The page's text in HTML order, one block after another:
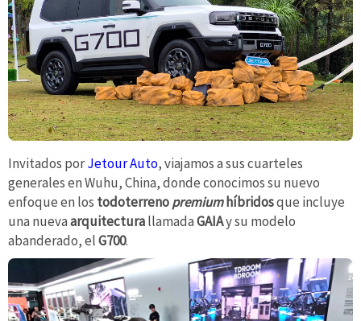
Invitados porJetour Auto, viajamos a sus cuarteles
generales en Wuhu, China, donde conocimos su nuevo
enfoque en los todoterrenopremiumhíbridosque incluye
una nuevaarquitecturallamadaGAIAy su modelo
abanderado, elG700.